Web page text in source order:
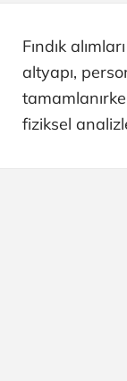
Fındık
altyapı,
fiziksel